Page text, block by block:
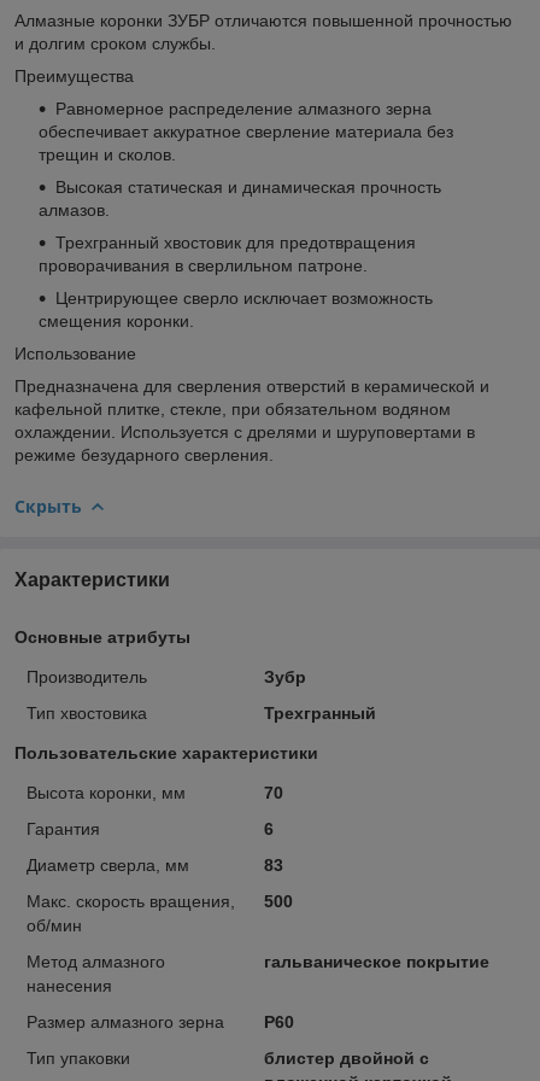
Алмазные коронки ЗУБР отличаются повышенной прочностью
и долгим сроком службы.
Преимущества
Равномерное распределение алмазного зерна
обеспечивает аккуратное сверление материала без
трещин и сколов.
Высокая статическая и динамическая прочность
алмазов.
Трехгранный хвостовик для предотвращения
проворачивания в сверлильном патроне.
Центрирующее сверло исключает возможность
смещения коронки.
Использование
Предназначена для сверления отверстий в керамической и
кафельной плитке, стекле, при обязательном водяном
охлаждении. Используется с дрелями и шуруповертами в
режиме безударного сверления.
Скрыть
Характеристики
Основные атрибуты
Производитель
Зубр
Тип хвостовика
Трехгранный
Пользовательские характеристики
Высота коронки, мм
70
Гарантия
6
Диаметр сверла, мм
83
Макс. скорость вращения,
об/мин
500
Метод алмазного
нанесения
гальваническое покрытие
Размер алмазного зерна
Р60
Тип упаковки
блистер двойной с